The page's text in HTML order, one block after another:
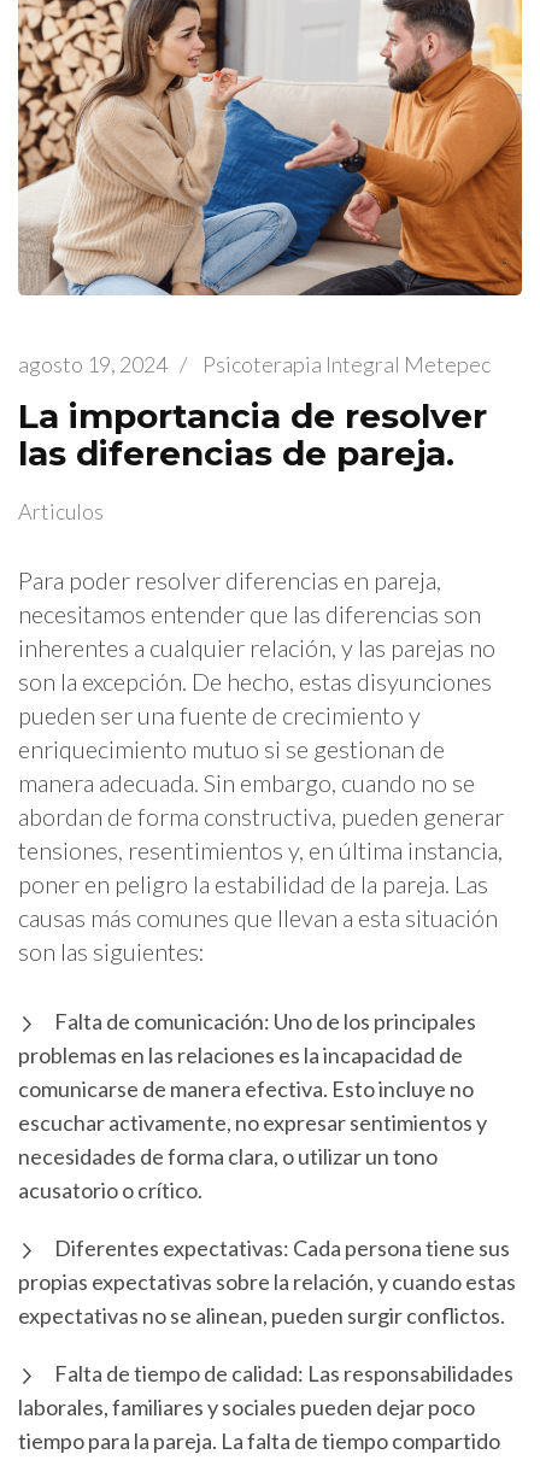
agosto 19, 2024 / Psicoterapia Integral Metepec
La importancia de resolver
las diferencias de pareja.
Articulos
Para poder resolver diferencias en pareja,
necesitamos entender que las diferencias son
inherentes a cualquier relación, y las parejas no
son la excepción. De hecho, estas disyunciones
pueden ser una fuente de crecimiento y
enriquecimiento mutuo si se gestionan de
manera adecuada. Sin embargo, cuando no se
abordan de forma constructiva, pueden generar
tensiones, resentimientos y, en última instancia,
poner en peligro la estabilidad de la pareja. Las
causas más comunes que llevan a esta situación
son las siguientes:
Falta de comunicación: Uno de los principales
problemas en las relaciones es la incapacidad de
comunicarse de manera efectiva. Esto incluye no
escuchar activamente, no expresar sentimientos y
necesidades de forma clara, o utilizar un tono
acusatorio o crítico.
Diferentes expectativas: Cada persona tiene sus
propias expectativas sobre la relación, y cuando estas
expectativas no se alinean, pueden surgir conflictos.
Falta de tiempo de calidad: Las responsabilidades
laborales, familiares y sociales pueden dejar poco
tiempo para la pareja. La falta de tiempo compartido